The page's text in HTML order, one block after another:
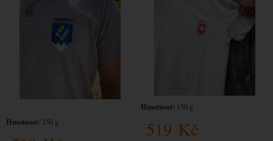
Hmotnost: 150 g 519 Kč
Hmotnost: 150 g